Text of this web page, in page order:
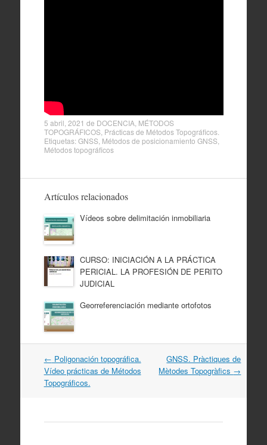
5 abril, 2021 de DOCENCIA, MÉTODOS
TOPOGRÁFICOS, Prácticas de Métodos Topográficos.
Etiquetas:GNSS, Métodos de posicionamiento GNSS,
Métodos topográficos
Artículos relacionados
Vídeos sobre delimitación inmobiliaria
CURSO: INICIACIÓN A LA PRÁCTICA
PERICIAL. LA PROFESIÓN DE PERITO
JUDICIAL
Georreferenciación mediante ortofotos
Navegación
por
artículos
← Poligonación topográfica.
Vídeo prácticas de Métodos
Topográficos.
GNSS. Pràctiques de
Mètodes Topogràfics →